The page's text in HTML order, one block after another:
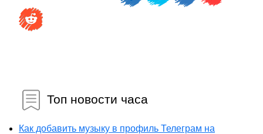
Топ новости часа
Как добавить музыку в профиль Телеграм на